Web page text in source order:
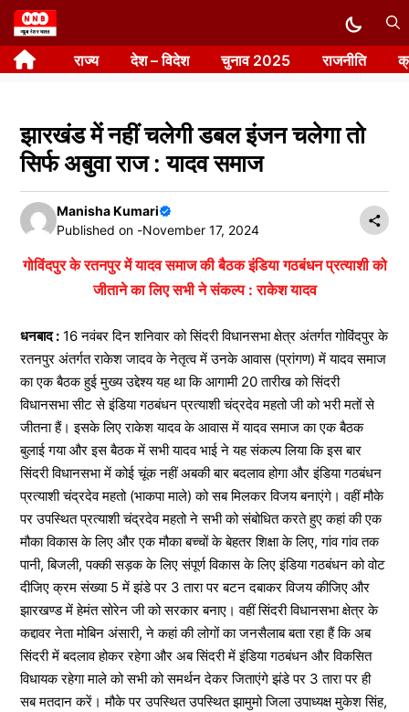
Skip
to
content राज्य देश – विदेश चुनाव 2025 राजनीति
झारखंड में नहीं चलेगी डबल इंजन चलेगा तो
सिर्फ अबुवा राज : यादव समाज
Manisha Kumari
Published on -November 17, 2024
गोविंदपुर के रतनपुर में यादव समाज की बैठक इंडिया गठबंधन प्रत्याशी को
जीताने का लिए सभी ने संकल्प : राकेश यादव
धनबाद : 16 नवंबर दिन शनिवार को सिंदरी विधानसभा क्षेत्र अंतर्गत गोविंदपुर के
रतनपुर अंतर्गत राकेश जादव के नेतृत्व में उनके आवास (प्रांगण) में यादव समाज
का एक बैठक हुई मुख्य उद्देश्य यह था कि आगामी 20 तारीख को सिंदरी
विधानसभा सीट से इंडिया गठबंधन प्रत्याशी चंद्रदेव महतो जी को भरी मतों से
जीतना हैं। इसके लिए राकेश यादव के आवास में यादव समाज का एक बैठक
बुलाई गया और इस बैठक में सभी यादव भाई ने यह संकल्प लिया कि इस बार
सिंदरी विधानसभा में कोई चूंक नहीं अबकी बार बदलाव होगा और इंडिया गठबंधन
प्रत्याशी चंद्रदेव महतो (भाकपा माले) को सब मिलकर विजय बनाएंगे। वहीं मौके
पर उपस्थित प्रत्याशी चंद्रदेव महतो ने सभी को संबोधित करते हुए कहां की एक
मौका विकास के लिए और एक मौका बच्चों के बेहतर शिक्षा के लिए, गांव गांव तक
पानी, बिजली, पक्की सड़क के लिए संपूर्ण विकास के लिए इंडिया गठबंधन को वोट
दीजिए क्रम संख्या 5 में झंडे पर 3 तारा पर बटन दबाकर विजय कीजिए और
झारखण्ड में हेमंत सोरेन जी को सरकार बनाए। वहीं सिंदरी विधानसभा क्षेत्र के
कद्दावर नेता मोबिन अंसारी, ने कहां की लोगों का जनसैलाब बता रहा हैं कि अब
सिंदरी में बदलाव होकर रहेगा और अब सिंदरी में इंडिया गठबंधन और विकसित
विधायक रहेगा माले को सभी को समर्थन देकर जिताएंगे झंडे पर 3 तारा पर ही
सब मतदान करें। मौके पर उपस्थित उपस्थित झामुमो जिला उपाध्यक्ष मुकेश सिंह,